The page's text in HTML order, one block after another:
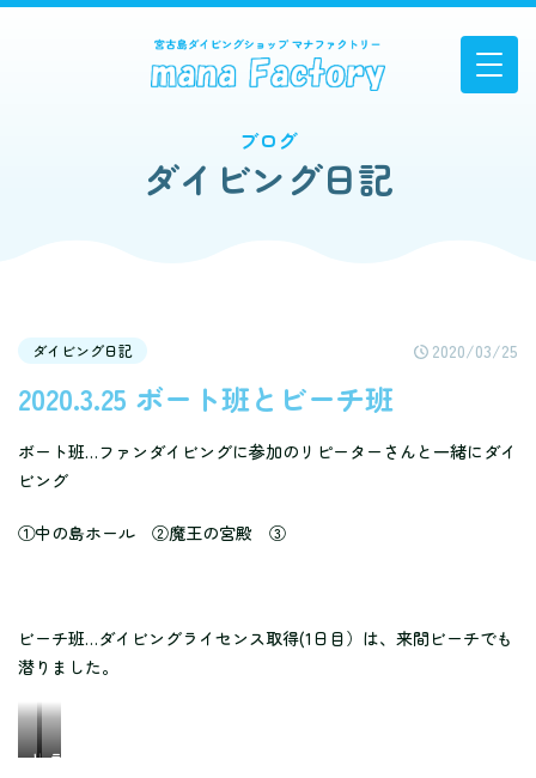
ブログ
ダイビング日記
ダイビング日記 2020/03/25
2020.3.25 ボート班とビーチ班
ボート班…ファンダイビングに参加のリピーターさんと一緒にダイ
ビング
①中の島ホール ②魔王の宮殿 ③
ビーチ班…ダイビングライセンス取得(1日目）は、来間ビーチでも
潜りました。
リラ